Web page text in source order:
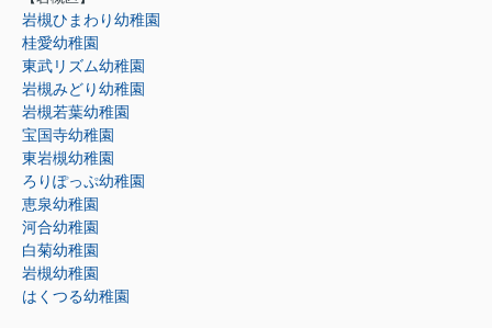
岩槻ひまわり幼稚園
桂愛幼稚園
東武リズム幼稚園
岩槻みどり幼稚園
岩槻若葉幼稚園
宝国寺幼稚園
東岩槻幼稚園
ろりぽっぷ幼稚園
恵泉幼稚園
河合幼稚園
白菊幼稚園
岩槻幼稚園
はくつる幼稚園